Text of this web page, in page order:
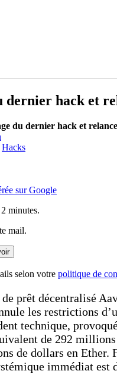
dernier hack et
du dernier hack et
Hacks
sur Google
minutes.
mail.
selon votre politique de
prêt décentralisé
les restrictions
technique,
de 292
de dollars en Ether.
immédiat est